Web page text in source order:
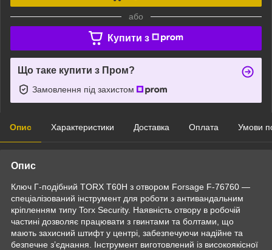
або
Купити з
Що таке купити з Пром?
Замовлення під захистом
Опис Характеристики Доставка Оплата Умови
Опис
Ключ Г-подібний TORX T60H з отвором Forsage F-76760 —
спеціалізований інструмент для роботи з антивандальним
кріпленням типу Torx Security. Наявність отвору в робочій
частині дозволяє працювати з гвинтами та болтами, що
мають захисний штифт у центрі, забезпечуючи надійне та
безпечне з’єднання. Інструмент виготовлений із високоякісної